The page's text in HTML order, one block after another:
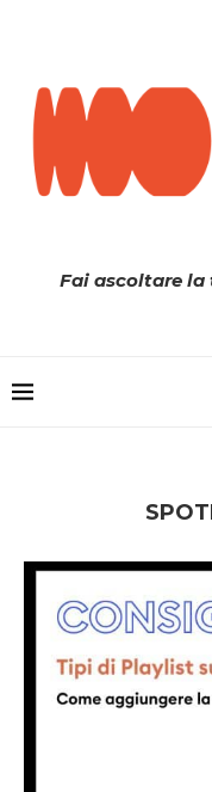
Fai ascoltare la